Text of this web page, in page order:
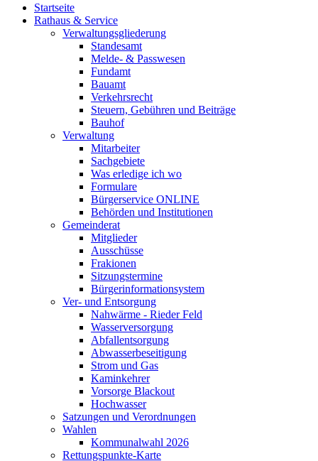
Startseite
Rathaus & Service
Verwaltungsgliederung
Standesamt
Melde- & Passwesen
Fundamt
Bauamt
Verkehrsrecht
Steuern, Gebühren und Beiträge
Bauhof
Verwaltung
Mitarbeiter
Sachgebiete
Was erledige ich wo
Formulare
Bürgerservice ONLINE
Behörden und Institutionen
Gemeinderat
Mitglieder
Ausschüsse
Frakionen
Sitzungstermine
Bürgerinformationsystem
Ver- und Entsorgung
Nahwärme - Rieder Feld
Wasserversorgung
Abfallentsorgung
Abwasserbeseitigung
Strom und Gas
Kaminkehrer
Vorsorge Blackout
Hochwasser
Satzungen und Verordnungen
Wahlen
Kommunalwahl 2026
Rettungspunkte-Karte